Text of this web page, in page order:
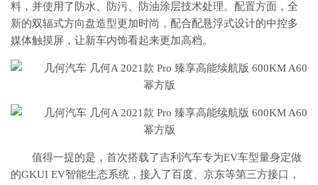
料，并使用了防水、防污、防油涂层技术处理。配置方面，全
新的双辐式方向盘造型更加时尚，配合配悬浮式设计的中控多
媒体触摸屏，让新车内饰看起来更加高档。
值得一提的是，首次搭载了吉利汽车专为EV车型量身定做
的GKUI EV智能生态系统，接入了百度、京东等第三方接口，